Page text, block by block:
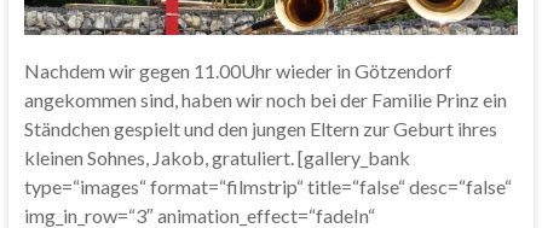
Nachdem wir gegen 11.00Uhr wieder in Götzendorf
angekommen sind, haben wir noch bei der Familie Prinz ein
Ständchen gespielt und den jungen Eltern zur Geburt ihres
kleinen Sohnes, Jakob, gratuliert. [gallery_bank
type=“images“ format=“filmstrip“ title=“false“ desc=“false“
img_in_row=“3″ animation_effect=“fadeIn“